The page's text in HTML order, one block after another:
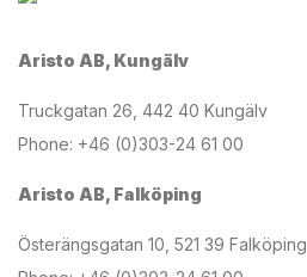
Aristo AB, Kungälv
Truckgatan 26, 442 40 Kungälv
Phone: +46 (0)303-24 61 00
Aristo AB, Falköping
Österängsgatan 10, 521 39 Falköping